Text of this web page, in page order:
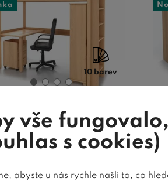
10 barev
postel JUNIOR 5,
PRAVÁ, masiv buk
vše
s cookies)
abyste u nás rychle našli to, co